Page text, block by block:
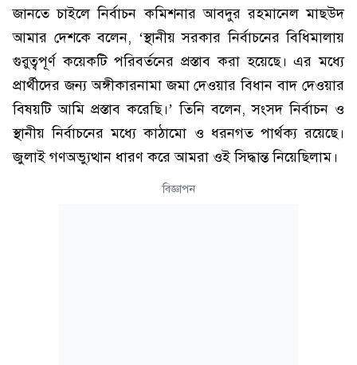
জানতে চাইলে নির্বাচন কমিশনার আবদুর রহমানেল মাছউদ
আমার দেশকে বলেন, ‘স্থানীয় সরকার নির্বাচনের বিধিমালায়
গুরুত্বপূর্ণ কয়েকটি পরিবর্তনের প্রস্তাব করা হয়েছে। এর মধ্যে
প্রার্থীদের জন্য অঙ্গীকারনামা জমা দেওয়ার বিধান বাদ দেওয়ার
বিষয়টি আমি প্রস্তাব করেছি।’ তিনি বলেন, সংসদ নির্বাচন ও
স্থানীয় নির্বাচনের মধ্যে কাঠামো ও ধরনগত পার্থক্য রয়েছে।
জুলাই গণঅভ্যুত্থান ধারণ করে আমরা ওই সিদ্ধান্ত নিয়েছিলাম।
বিজ্ঞাপন